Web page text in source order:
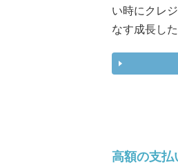
い時にクレ
なす成長し
高額の支払